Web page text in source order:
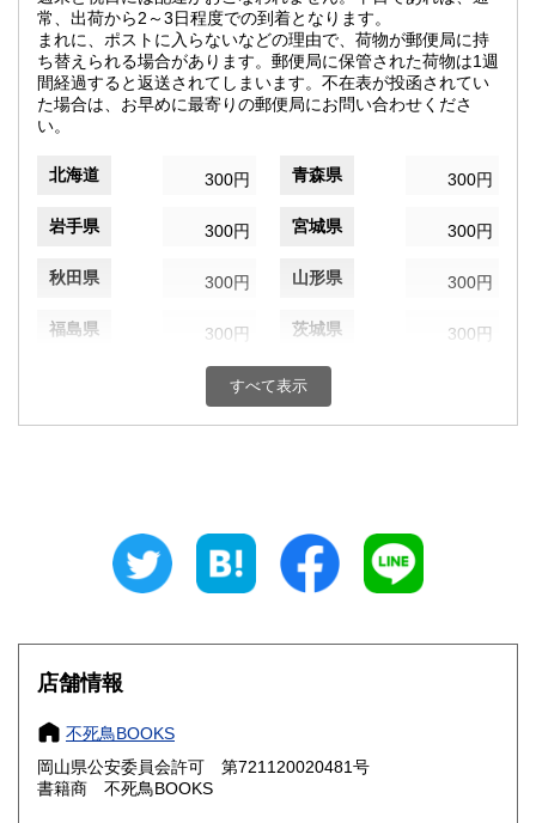
常、出荷から2～3日程度での到着となります。
まれに、ポストに入らないなどの理由で、荷物が郵便局に持
ち替えられる場合があります。郵便局に保管された荷物は1週
間経過すると返送されてしまいます。不在表が投函されてい
た場合は、お早めに最寄りの郵便局にお問い合わせくださ
い。
北海道 300円 青森県 300円
岩手県 300円 宮城県 300円
秋田県 300円 山形県 300円
福島県 300円 茨城県 300円
300円 群馬県
埼玉県 千葉県
300円 富山県
300円 福井県
300円 300円
岐阜県
愛知県
滋賀県 300円
すべて表示
店舗情報
不死鳥BOOKS
岡山県公安委員会許可 第721120020481号
書籍商 不死鳥BOOKS